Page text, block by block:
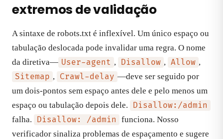
extremos de validação
A sintaxe de robots.txt é inflexível. Um único espaço ou
tabulação deslocada pode invalidar uma regra. O nome
da diretiva— User-agent , Disallow , Allow ,
Sitemap , Crawl-delay —deve ser seguido por
um dois-pontos sem espaço antes dele e pelo menos um
espaço ou tabulação depois dele.
Disallow:/admin
falha.
Disallow: /admin
funciona. Nosso
verificador sinaliza problemas de espaçamento e sugere